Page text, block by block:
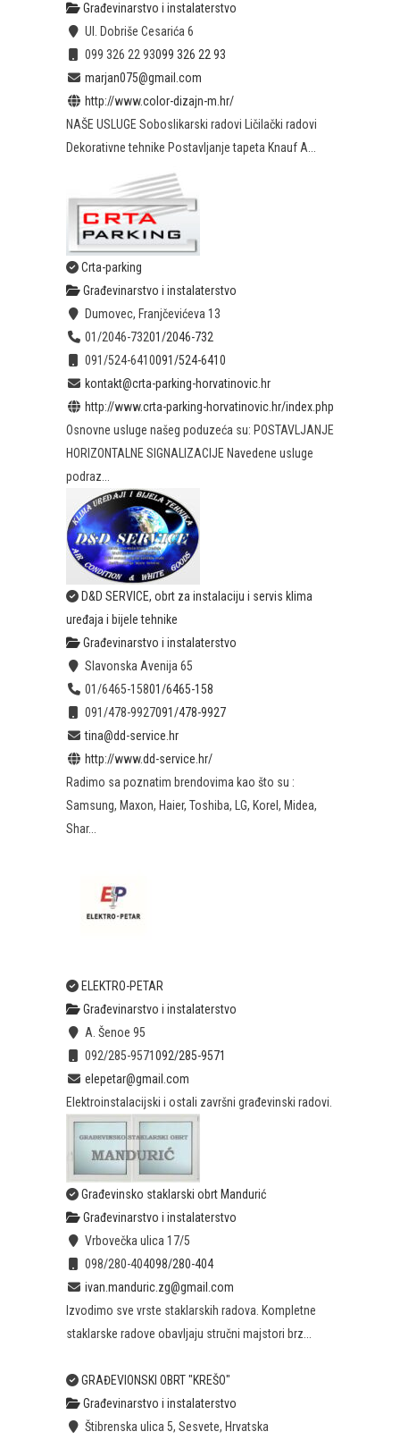
Građevinarstvo i instalaterstvo
Ul. Dobriše Cesarića 6
099 326 22 93099 326 22 93
marjan075@gmail.com
http://www.color-dizajn-m.hr/
NAŠE USLUGE Soboslikarski radovi Ličilački radovi
Dekorativne tehnike Postavljanje tapeta Knauf A...
Crta-parking
Građevinarstvo i instalaterstvo
Dumovec, Franjčevićeva 13
01/2046-73201/2046-732
091/524-6410091/524-6410
kontakt@crta-parking-horvatinovic.hr
http://www.crta-parking-horvatinovic.hr/index.php
Osnovne usluge našeg poduzeća su: POSTAVLJANJE
HORIZONTALNE SIGNALIZACIJE Navedene usluge
podraz...
D&D SERVICE, obrt za instalaciju i servis klima
uređaja i bijele tehnike
Građevinarstvo i instalaterstvo
Slavonska Avenija 65
01/6465-15801/6465-158
091/478-9927091/478-9927
tina@dd-service.hr
http://www.dd-service.hr/
Radimo sa poznatim brendovima kao što su :
Samsung, Maxon, Haier, Toshiba, LG, Korel, Midea,
Shar...
ELEKTRO-PETAR
Građevinarstvo i instalaterstvo
A. Šenoe 95
092/285-9571092/285-9571
elepetar@gmail.com
Elektroinstalacijski i ostali završni građevinski radovi.
Građevinsko staklarski obrt Mandurić
Građevinarstvo i instalaterstvo
Vrbovečka ulica 17/5
098/280-404098/280-404
ivan.manduric.zg@gmail.com
Izvodimo sve vrste staklarskih radova. Kompletne
staklarske radove obavljaju stručni majstori brz...
GRAĐEVIONSKI OBRT "KREŠO"
Građevinarstvo i instalaterstvo
Štibrenska ulica 5, Sesvete, Hrvatska